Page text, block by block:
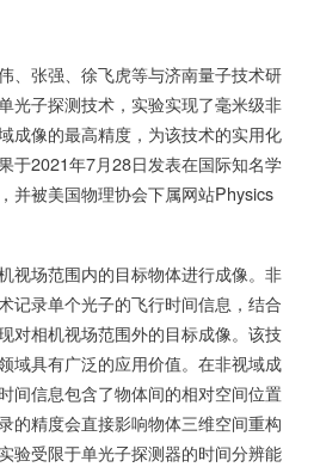
、张强、徐飞虎等与济南量子技术研
光子探测技术，实验实现了毫米级非
成像的最高精度，为该技术的实用化
于2021年7月28日发表在国际知名学
并被美国物理协会下属网站Physics
视场范围内的目标物体进行成像。非
记录单个光子的飞行时间信息，结合
对相机视场范围外的目标成像。该技
域具有广泛的应用价值。在非视域成
间信息包含了物体间的相对空间位置
的精度会直接影响物体三维空间重构
验受限于单光子探测器的时间分辨能